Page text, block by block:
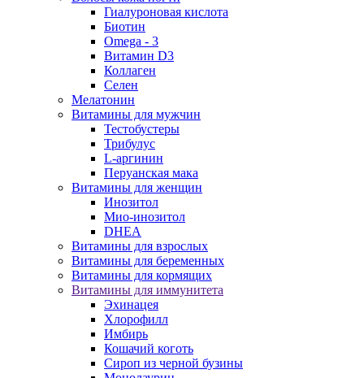
Гиалуроновая кислота
Биотин
Omega - 3
Витамин D3
Коллаген
Селен
Мелатонин
Витамины для мужчин
Тестобустеры
Трибулус
L-аргинин
Перуанская мака
Витамины для женщин
Инозитол
Мио-инозитол
DHEA
Витамины для взрослых
Витамины для беременных
Витамины для кормящих
Витамины для иммунитета
Эхинацея
Хлорофилл
Имбирь
Кошачий коготь
Сироп из черной бузины